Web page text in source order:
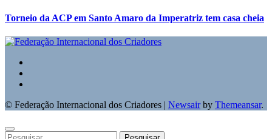
Torneio da ACP em Santo Amaro da Imperatriz tem casa cheia
© Federação Internacional dos Criadores | Newsairby Themeansar.
Pesquisar